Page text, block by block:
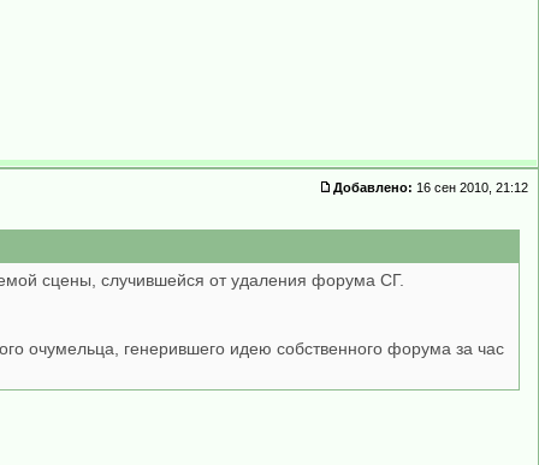
Добавлено: 16 сен 2010, 21:12
сцены, случившейся от удаления форума СГ.
очумельца, генерившего идею собственного форума за час